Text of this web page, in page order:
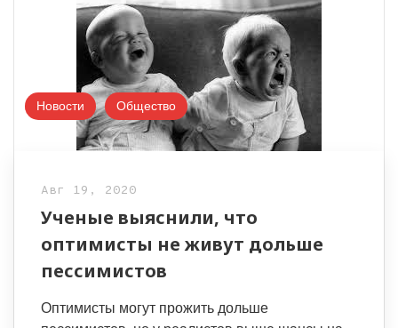
Новости Общество
Авг 19, 2020
Ученые выяснили, что
оптимисты не живут дольше
пессимистов
Оптимисты могут прожить дольше